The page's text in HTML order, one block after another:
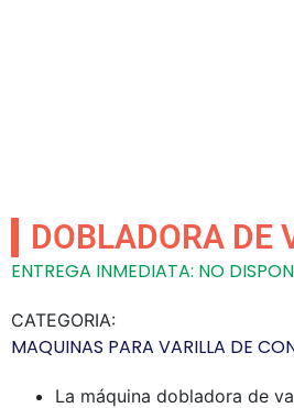
DOBLADORA DE
ENTREGA INMEDIATA: NO
CATEGORIA:
MAQUINAS PARA VARILLA DE
La máquina dobladora de